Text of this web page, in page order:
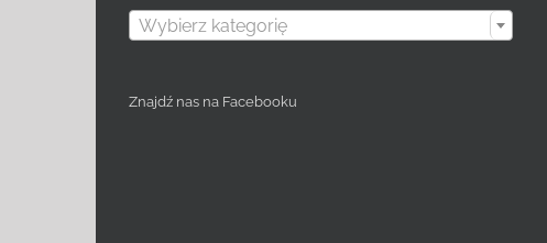

Wybierz kategorię
Znajdź nas na Facebooku